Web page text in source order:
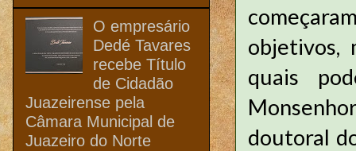
objetivos,
quais
doutoral
O empresário
Dedé Tavares
recebe Título
de Cidadão
Juazeirense pela
Câmara Municipal de
Juazeiro do Norte